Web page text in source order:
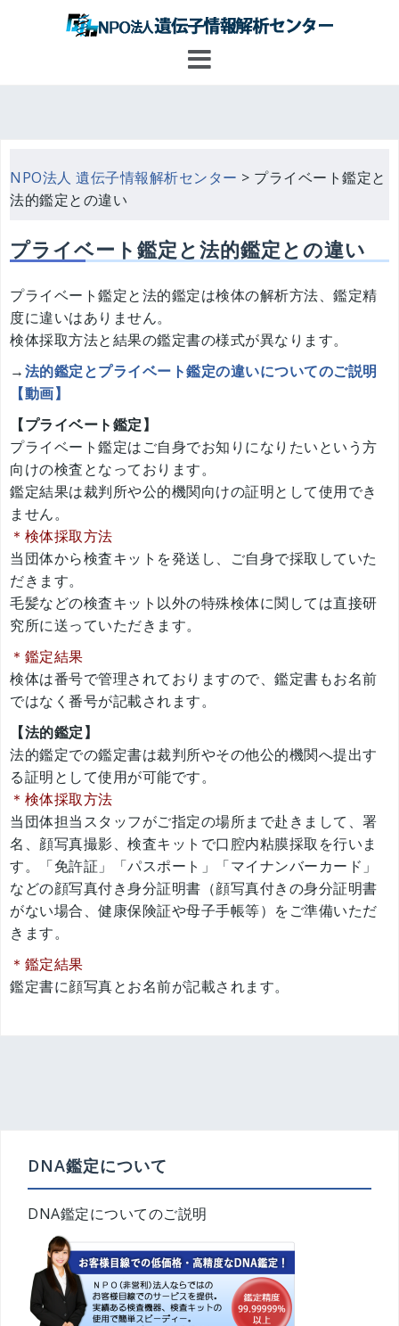
ッ
プ
NPO法人 遺伝子情報解析センター > プライベート鑑定と
法的鑑定との違い
プライベート鑑定と法的鑑定との違い
プライベート鑑定と法的鑑定は検体の解析方法、鑑定精
度に違いはありません。
検体採取方法と結果の鑑定書の様式が異なります。
→法的鑑定とプライベート鑑定の違いについてのご説明
【動画】
【プライベート鑑定】
プライベート鑑定はご自身でお知りになりたいという方
向けの検査となっております。
鑑定結果は裁判所や公的機関向けの証明として使用でき
ません。
＊検体採取方法
当団体から検査キットを発送し、ご自身で採取していた
だきます。
毛髪などの検査キット以外の特殊検体に関しては直接研
究所に送っていただきます。
＊鑑定結果
検体は番号で管理されておりますので、鑑定書もお名前
ではなく番号が記載されます。
【法的鑑定】
法的鑑定での鑑定書は裁判所やその他公的機関へ提出す
る証明として使用が可能です。
＊検体採取方法
当団体担当スタッフがご指定の場所まで赴きまして、署
名、顔写真撮影、検査キットで口腔内粘膜採取を行いま
す。「免許証」「パスポート」「マイナンバーカード」
などの顔写真付き身分証明書（顔写真付きの身分証明書
がない場合、健康保険証や母子手帳等）をご準備いただ
きます。
＊鑑定結果
鑑定書に顔写真とお名前が記載されます。
DNA鑑定について
DNA鑑定についてのご説明